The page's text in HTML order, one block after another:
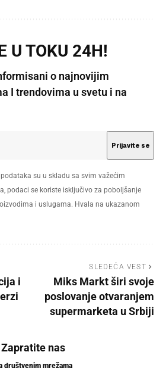
U TOKU 24H!
o najnovijim
I trendovima u svetu i na
su u skladu sa svim važećim
podaci se koriste isključivo za poboljšanje
i uslugama. Hvala na ukazanom
i
SLEDEĆA VEST
Miks Markt širi svoje
poslovanje otvaranjem
supermarketa u Srbiji
Zapratite nas
društvenim mrežama